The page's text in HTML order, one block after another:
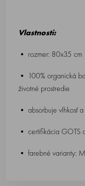
Vlastnosti:
• rozmer: 80x35 cm
• 100% organická
životné prostredie
• absorbuje vlhkosť
• certifikácia GOTS
• farebné varianty: